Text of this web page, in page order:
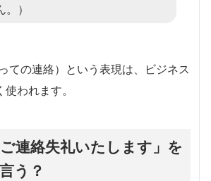
。）
ての連絡）という表現は、ビジネス
われます。
ご連絡失礼いたします」を
う？